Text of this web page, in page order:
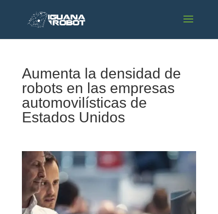
Aumenta la densidad de
robots en las empresas
automovilísticas de
Estados Unidos